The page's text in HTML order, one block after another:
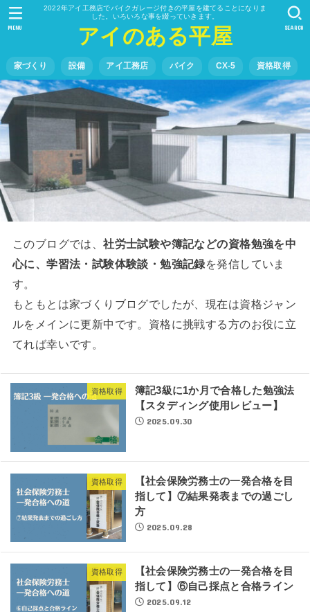
2022年アイ工務店でバイクガレージ付きの平屋を建てることになりま
した。いろいろな事を綴っていきます。
アイのある平屋
家づくり 設備 アイ工務店 バイク CX-5 資格取得
SEARCH
MENU
このブログでは、社労士試験や簿記などの資格勉強を中
心に、学習法・試験体験談・勉強記録を発信していま
す。
もともとは家づくりブログでしたが、現在は資格ジャン
ルをメインに更新中です。資格に挑戦する方のお役に立
てれば幸いです。
資格取得
簿記3級に1か月で合格した勉強法
【スタディング使用レビュー】
2025.09.30
資格取得
【社会保険労務士の一発合格を目
指して】⑦結果発表までの過ごし
方
2025.09.28
資格取得
【社会保険労務士の一発合格を目
指して】⑥自己採点と合格ライン
2025.09.12